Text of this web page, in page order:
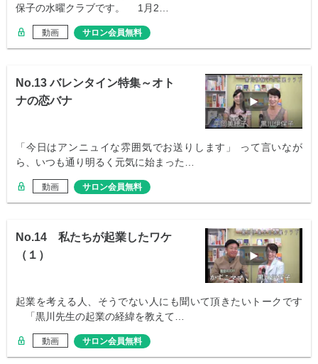
保子の水曜クラブです。 1月2…
動画 サロン会員無料
No.13 バレンタイン特集～オト
ナの恋バナ
「今日はアンニュイな雰囲気でお送りします」 って言いなが
ら、いつも通り明るく元気に始まった…
動画 サロン会員無料
No.14 私たちが起業したワケ
（１）
起業を考える人、そうでない人にも聞いて頂きたいトークです
「黒川先生の起業の経緯を教えて…
動画 サロン会員無料